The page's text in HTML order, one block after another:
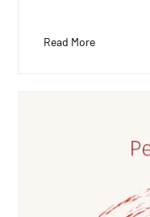
Read More